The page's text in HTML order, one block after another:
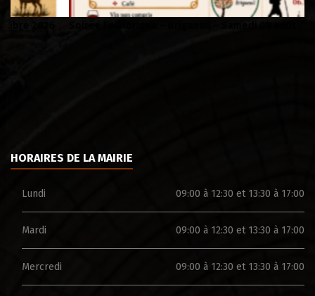
HORAIRES DE LA MAIRIE
Lundi 09:00 à 12:30 et 13:30 à 17:00
Mardi 09:00 à 12:30 et 13:30 à 17:00
Mercredi 09:00 à 12:30 et 13:30 à 17:00